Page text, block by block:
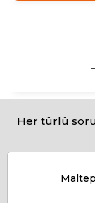
Her türlü